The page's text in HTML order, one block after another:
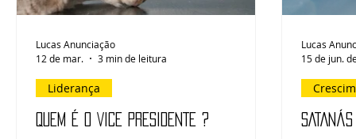
QUEM É O VICE PRESIDENTE ?
Liderança
Lucas Anunciação
12 de mar.
3 min de leitura
Lucas
15 de jun.